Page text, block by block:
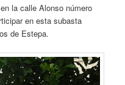
la calle Alonso número
en esta subasta
de Estepa.